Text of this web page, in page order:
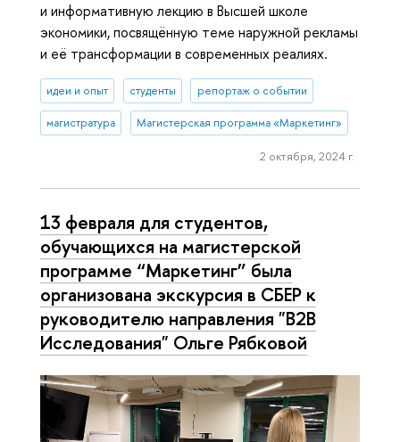
и информативную лекцию в Высшей школе
экономики, посвящённую теме наружной рекламы
и её трансформации в современных реалиях.
идеи и опыт студенты репортаж о событии
магистратура Магистерская программа «Маркетинг»
2 октября, 2024 г.
13 февраля для студентов,
обучающихся на магистерской
программе “Маркетинг” была
организована экскурсия в СБЕР к
руководителю направления "B2B
Исследования" Ольге Рябковой